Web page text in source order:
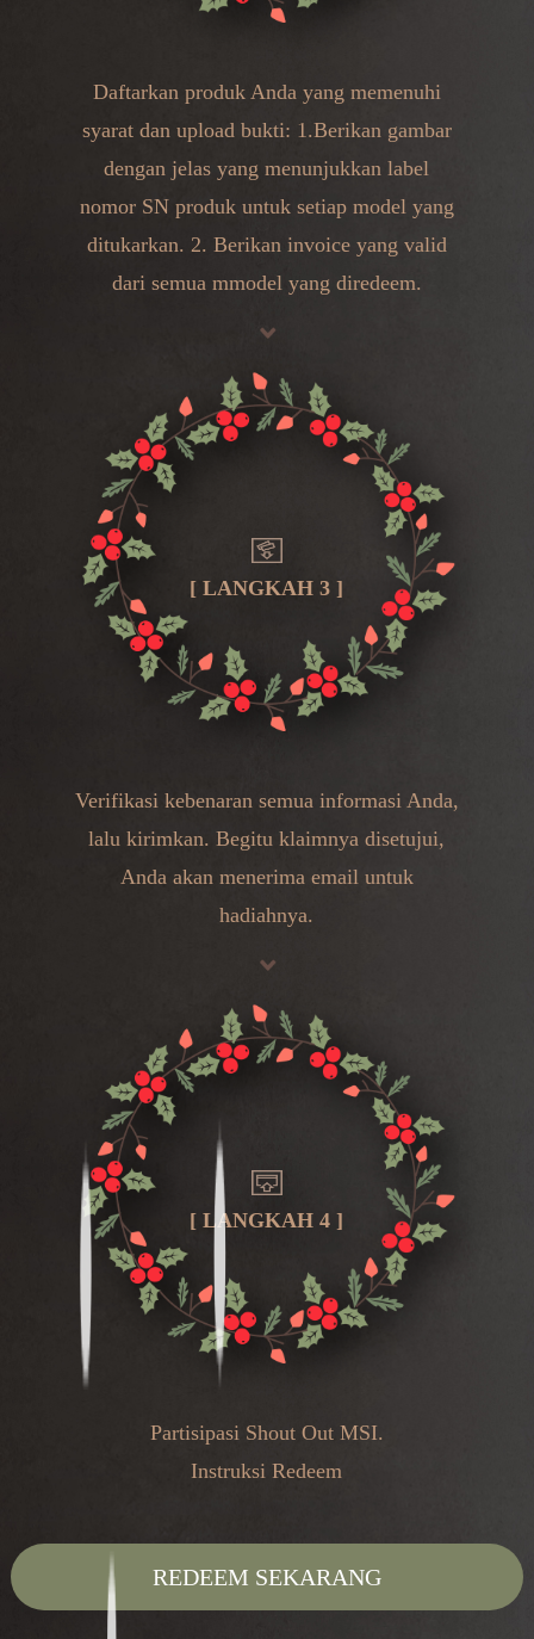
Daftarkan produk Anda yang memenuhi
syarat dan upload bukti: 1.Berikan gambar
dengan jelas yang menunjukkan label
nomor SN produk untuk setiap model yang
ditukarkan. 2. Berikan invoice yang valid
dari semua mmodel yang diredeem.
[ LANGKAH 3 ]
Verifikasi kebenaran semua informasi Anda,
lalu kirimkan. Begitu klaimnya disetujui,
Anda akan menerima email untuk
hadiahnya.
[ LANGKAH 4 ]
Partisipasi Shout Out MSI.
Instruksi Redeem
REDEEM SEKARANG